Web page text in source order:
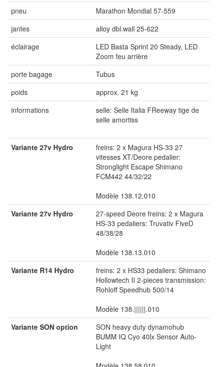
pneu
Marathon Mondial 57-559
jantes
alloy dbl.wall 25-622
éclairage
LED Basta Sprint 20 Steady, LED
Zoom feu arrière
porte bagage
Tubus
poids
approx. 21 kg
informations
selle: Selle Italia FReeway tige de
selle amortiss
Variante 27v Hydro
freins: 2 x Magura HS-33 27
vitesses XT/Deore pedalier:
Stronglight Escape Shimano
FCM442 44/32/22
Modèle 138.12.010
Variante 27v Hydro
27-speed Deore freins: 2 x Magura
HS-33 pedaliers: Truvativ FiveD
48/38/28
Modèle 138.13.010
Variante R14 Hydro
freins: 2 x HS33 pedaliers: Shimano
Hollowtech II 2-pieces transmission:
Rohloff Speedhub 500/14
Modèle 138.||||||.010
Variante SON option
SON heavy duty dynamohub
BUMM IQ Cyo 40lx Sensor Auto-
Light